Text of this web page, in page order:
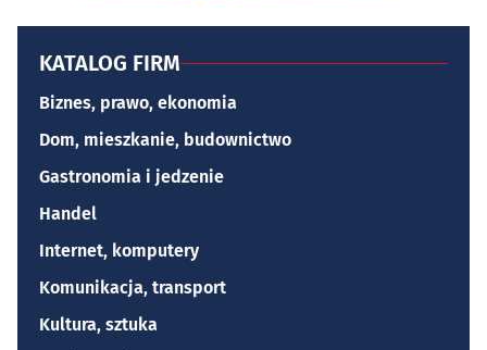
KATALOG FIRM
Biznes, prawo, ekonomia
Dom, mieszkanie, budownictwo
Gastronomia i jedzenie
Handel
Internet, komputery
Komunikacja, transport
Kultura, sztuka